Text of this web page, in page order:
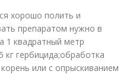
хорошо полить и
препаратом нужно в
1 квадратный метр
кг гербицида;обработка
или с опрыскиванием